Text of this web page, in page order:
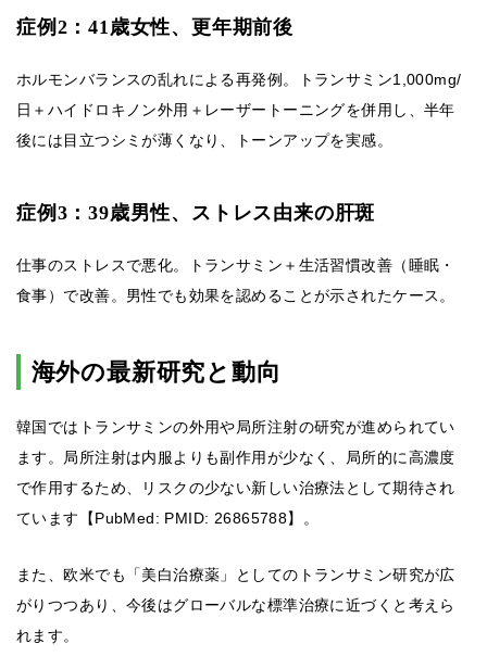
症例2：41歳女性、更年期前後
ホルモンバランスの乱れによる再発例。トランサミン1,000mg/
日＋ハイドロキノン外用＋レーザートーニングを併用し、半年
後には目立つシミが薄くなり、トーンアップを実感。
症例3：39歳男性、ストレス由来の肝斑
仕事のストレスで悪化。トランサミン＋生活習慣改善（睡眠・
食事）で改善。男性でも効果を認めることが示されたケース。
海外の最新研究と動向
韓国ではトランサミンの外用や局所注射の研究が進められてい
ます。局所注射は内服よりも副作用が少なく、局所的に高濃度
で作用するため、リスクの少ない新しい治療法として期待され
ています【PubMed: PMID: 26865788】。
また、欧米でも「美白治療薬」としてのトランサミン研究が広
がりつつあり、今後はグローバルな標準治療に近づくと考えら
れます。